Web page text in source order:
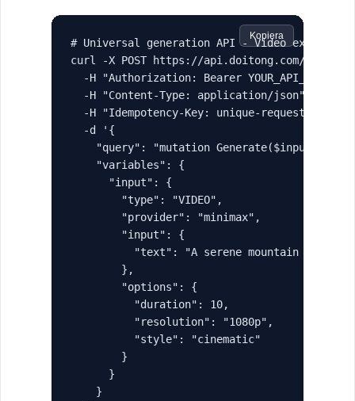
Kopiera
# Universal generation API - Video example
curl -X POST https://api.doitong.com/
  -H "Authorization: Bearer YOUR_API_KEY" \
  -H "Content-Type: application/json" \
-H "Idempotency-Key: unique-request-id-
  -d '{
"query": "mutation Generate($input:
    "variables": {
      "input": {
        "type": "VIDEO",
        "provider": "minimax",
        "input": {
"text": "A serene mountain
        },
        "options": {
          "duration": 10,
          "resolution": "1080p",
          "style": "cinematic"
        }
      }
    }